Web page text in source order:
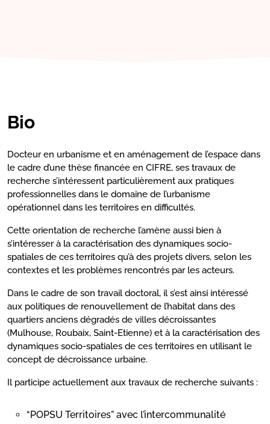
Bio
Docteur en urbanisme et en aménagement de l’espace dans
le cadre d’une thèse financée en CIFRE, ses travaux de
recherche s’intéressent particulièrement aux pratiques
professionnelles dans le domaine de l’urbanisme
opérationnel dans les territoires en difficultés.
Cette orientation de recherche l’amène aussi bien à
s’intéresser à la caractérisation des dynamiques socio-
spatiales de ces territoires qu’à des projets divers, selon les
contextes et les problèmes rencontrés par les acteurs.
Dans le cadre de son travail doctoral, il s’est ainsi intéressé
aux politiques de renouvellement de l’habitat dans des
quartiers anciens dégradés de villes décroissantes
(Mulhouse, Roubaix, Saint-Etienne) et à la caractérisation des
dynamiques socio-spatiales de ces territoires en utilisant le
concept de décroissance urbaine.
Il participe actuellement aux travaux de recherche suivants :
“POPSU Territoires” avec l’intercommunalité